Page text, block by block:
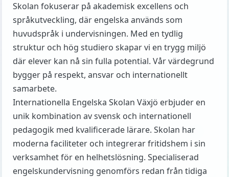
Skolan fokuserar på akademisk excellens och
språkutveckling, där engelska används som
huvudspråk i undervisningen. Med en tydlig
struktur och hög studiero skapar vi en trygg miljö
där elever kan nå sin fulla potential. Vår värdegrund
bygger på respekt, ansvar och internationellt
samarbete.
Internationella Engelska Skolan Växjö erbjuder en
unik kombination av svensk och internationell
pedagogik med kvalificerade lärare. Skolan har
moderna faciliteter och integrerar fritidshem i sin
verksamhet för en helhetslösning. Specialiserad
engelskundervisning genomförs redan från tidiga